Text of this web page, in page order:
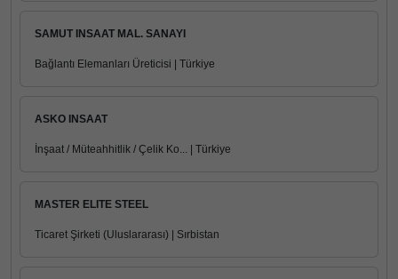
SAMUT INSAAT MAL. SANAYI
Bağlantı Elemanları Üreticisi | Türkiye
ASKO INSAAT
İnşaat / Müteahhitlik / Çelik Ko... | Türkiye
MASTER ELITE STEEL
Ticaret Şirketi (Uluslararası) | Sırbistan